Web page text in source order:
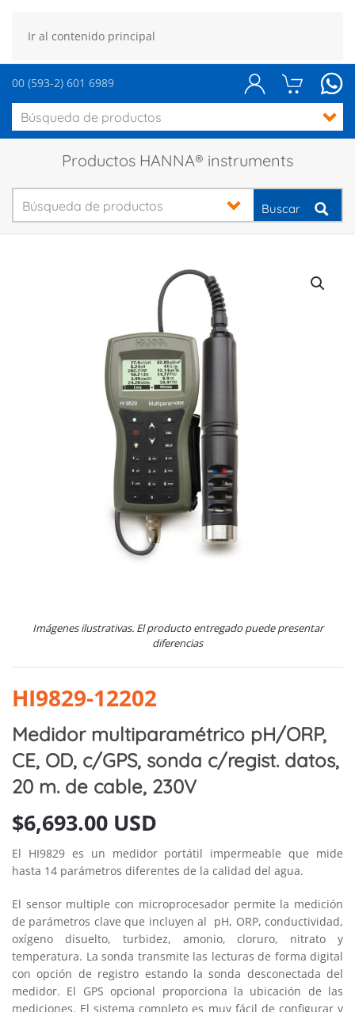
Ir al contenido principal
00 (593-2) 601 6989
Productos HANNA® instruments
Buscar
Imágenes ilustrativas. El producto entregado puede presentar
diferencias
HI9829-12202
Medidor multiparamétrico pH/ORP,
CE, OD, c/GPS, sonda c/regist. datos,
20 m. de cable, 230V
$6,693.00 USD
El HI9829 es un medidor portátil impermeable que mide
hasta 14 parámetros diferentes de la calidad del agua.
El sensor multiple con microprocesador permite la medición
de parámetros clave que incluyen al pH, ORP, conductividad,
oxígeno disuelto, turbidez, amonio, cloruro, nitrato y
temperatura. La sonda transmite las lecturas de forma digital
con opción de registro estando la sonda desconectada del
medidor. El GPS opcional proporciona la ubicación de las
mediciones. El sistema completo es muy fácil de configurar y